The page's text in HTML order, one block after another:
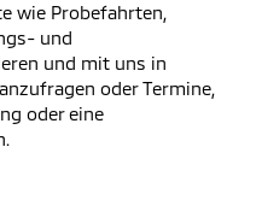
wie Probefahrten,
und
und mit uns in
oder Termine,
oder eine